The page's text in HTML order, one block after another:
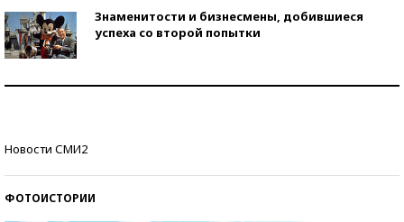
Знаменитости и бизнесмены, добившиеся
успеха со второй попытки
Новости СМИ2
ФОТОИСТОРИИ